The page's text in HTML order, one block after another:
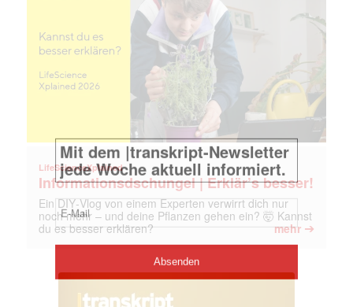
LifeScienceXplained
Informationsdschungel | Erklär’s besser!
Ein DIY‑Vlog von einem Experten verwirrt dich nur
noch mehr – und deine Pflanzen gehen ein? 🤯 Kannst
du es besser erklären?
mehr ➔